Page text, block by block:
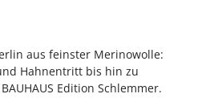
aus feinster Merinowolle:
Hahnentritt bis hin zu
Edition Schlemmer.